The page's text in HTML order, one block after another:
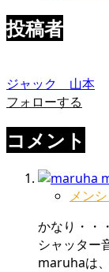
投稿者
ジャック 山本
フォローする
コメント
メン
かなり・・
シャッター
maruhaは